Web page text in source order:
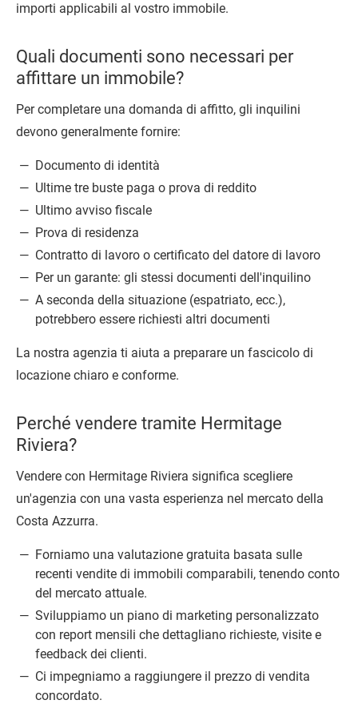
importi applicabili al vostro immobile.
Quali documenti sono necessari per
affittare un immobile?
Per completare una domanda di affitto, gli inquilini
devono generalmente fornire:
Documento di identità
Ultime tre buste paga o prova di reddito
Ultimo avviso fiscale
Prova di residenza
Contratto di lavoro o certificato del datore di lavoro
Per un garante: gli stessi documenti dell'inquilino
A seconda della situazione (espatriato, ecc.),
potrebbero essere richiesti altri documenti
La nostra agenzia ti aiuta a preparare un fascicolo di
locazione chiaro e conforme.
Perché vendere tramite Hermitage
Riviera?
Vendere con Hermitage Riviera significa scegliere
un'agenzia con una vasta esperienza nel mercato della
Costa Azzurra.
Forniamo una valutazione gratuita basata sulle
recenti vendite di immobili comparabili, tenendo conto
del mercato attuale.
Sviluppiamo un piano di marketing personalizzato
con report mensili che dettagliano richieste, visite e
feedback dei clienti.
Ci impegniamo a raggiungere il prezzo di vendita
concordato.